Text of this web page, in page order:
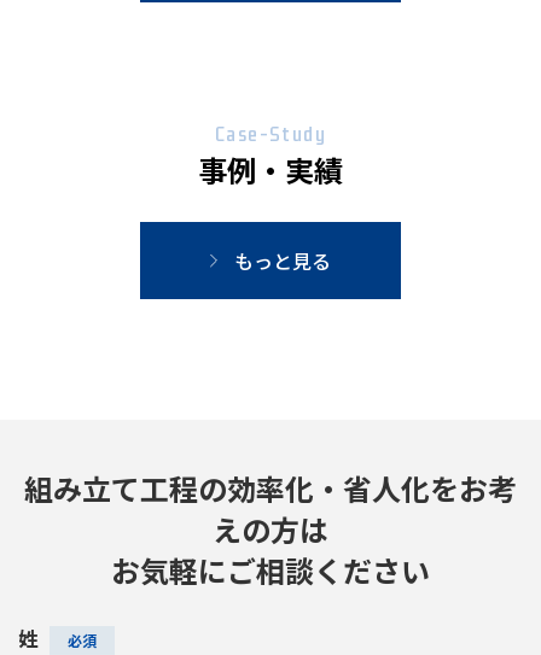
Case-Study
事例・実績
もっと見る
組み立て工程の効率化・省人化をお考
えの方は
お気軽にご相談ください
姓